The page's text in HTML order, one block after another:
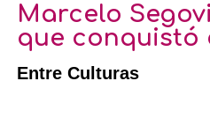
Marcelo
que conquistó
Entre Culturas